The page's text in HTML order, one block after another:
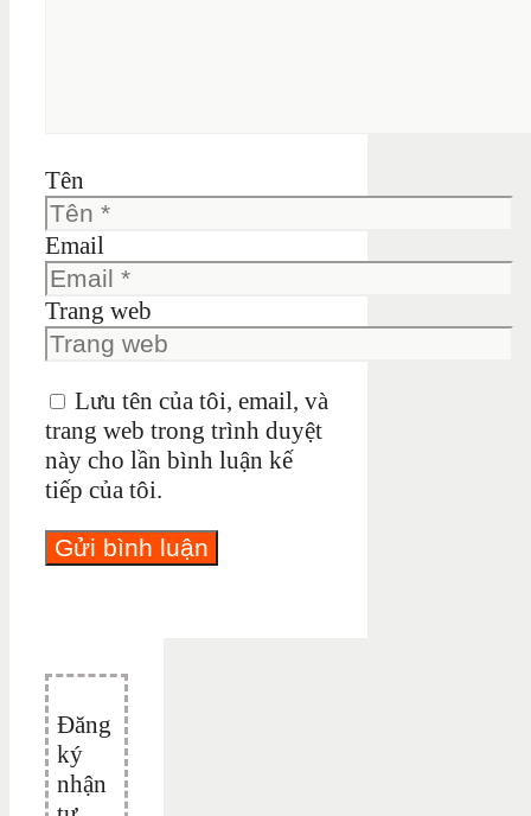
Tên
Email
Trang web
Lưu tên của tôi, email, và
trang web trong trình duyệt
này cho lần bình luận kế
tiếp của tôi.
Đăng
ký
nhận